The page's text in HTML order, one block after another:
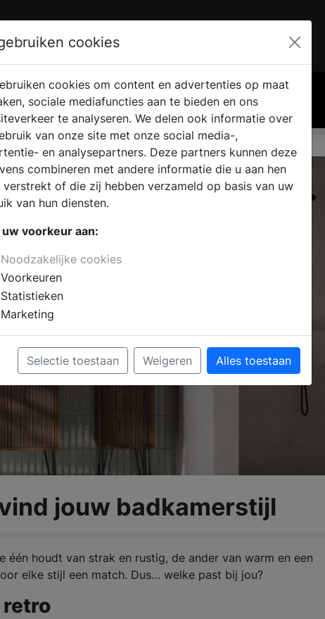
VERKOOPLOCATIE
VINDEN
WEBSHOP
jouw badkamerstijl
houdt van strak en rustig, de ander van warm en een
elke stijl een match. Dus… welke past bij jou?
retro
cookies
cookies om content en advertenties op maat
sociale mediafuncties aan te bieden en ons
te analyseren. We delen ook informatie over
van onze site met onze social media-,
en analysepartners. Deze partners kunnen deze
combineren met andere informatie die u aan hen
verstrekt of die zij hebben verzameld op basis van uw
van hun diensten.
voorkeur aan:
Noodzakelijke cookies
Voorkeuren
Statistieken
Marketing
Selectie toestaan Weigeren Alles toestaan